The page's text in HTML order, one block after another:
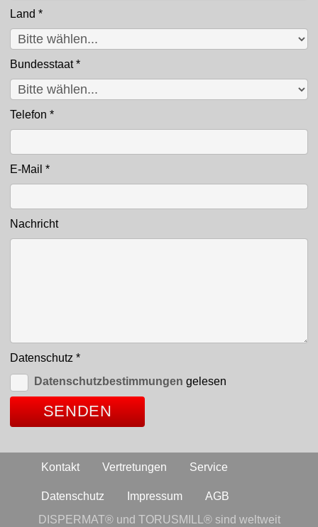
Land *
Bundesstaat*
Telefon *
E-Mail *
Nachricht
Datenschutz *
Datenschutzbestimmungen gelesen
Kontakt Vertretungen Service
Datenschutz Impressum
AGB
DISPERMAT® und TORUSMILL® sind weltweit